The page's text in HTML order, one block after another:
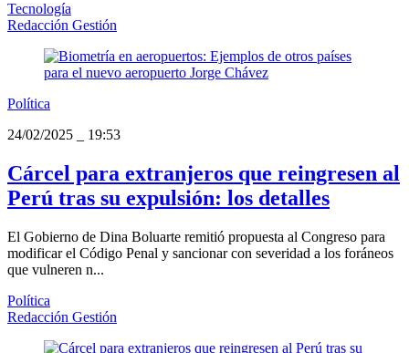
Tecnología
Redacción Gestión
Política
24/02/2025
19:53
Cárcel para extranjeros que reingresen al
Perú tras su expulsión: los detalles
El Gobierno de Dina Boluarte remitió propuesta al Congreso para
modificar el Código Penal y sancionar con severidad a los foráneos
que vulneren n...
Política
Redacción Gestión